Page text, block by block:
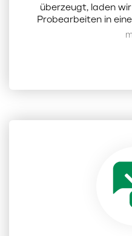
überzeugt, laden
Probearbeiten in
erhältst du einen